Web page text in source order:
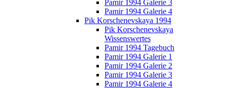
Pamir 1994 Galerie 3
Pamir 1994 Galerie 4
Pik Korschenevskaya 1994
Pik Korschenevskaya
Wissenswertes
Pamir 1994 Tagebuch
Pamir 1994 Galerie 1
Pamir 1994 Galerie 2
Pamir 1994 Galerie 3
Pamir 1994 Galerie 4